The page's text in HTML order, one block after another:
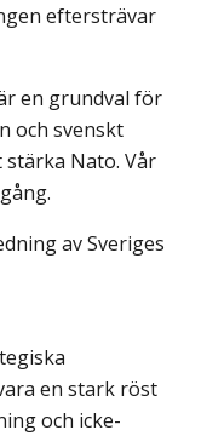
eftersträvar
en grundval för
och svenskt
Nato. Vår
av Sveriges
en stark röst
och icke-